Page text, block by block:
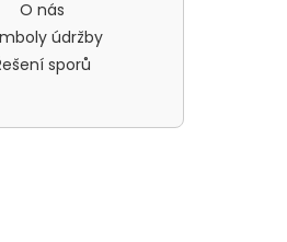
O nás
údržby
sporů